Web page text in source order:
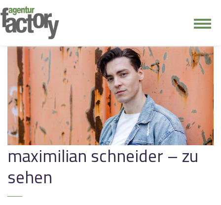
kontakt
maximilian schneider – zu
sehen